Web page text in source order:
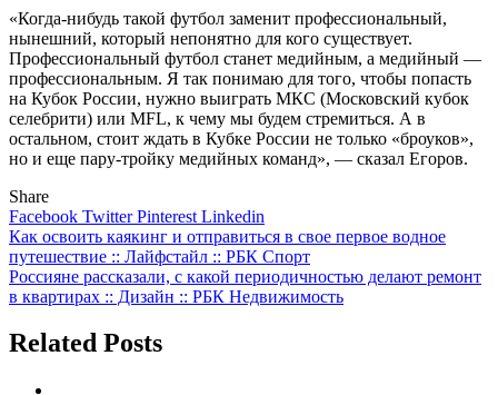
«Когда-нибудь такой футбол заменит профессиональный,
нынешний, который непонятно для кого существует.
Профессиональный футбол станет медийным, а медийный —
профессиональным. Я так понимаю для того, чтобы попасть
на Кубок России, нужно выиграть МКС (Московский кубок
селебрити) или MFL, к чему мы будем стремиться. А в
остальном, стоит ждать в Кубке России не только «броуков»,
но и еще пару-тройку медийных команд», — сказал Егоров.
Share
Facebook TwitterPinterest Linkedin
Навигация
по
записям
Как освоить каякинг и отправиться в свое первое водное
путешествие :: Лайфстайл :: РБК Спорт
Россияне рассказали, с какой периодичностью делают ремонт
в квартирах :: Дизайн :: РБК Недвижимость
Related Posts